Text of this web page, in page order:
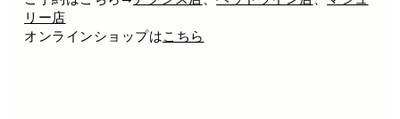
リー店
オンラインショップはこちら